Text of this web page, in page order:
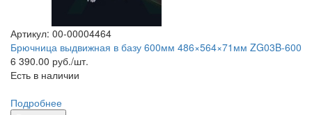
Артикул: 00-00004464
Брючница выдвижная в базу 600мм 486×564×71мм ZG03B-600
6 390.00 руб./шт.
Есть в наличии
Подробнее